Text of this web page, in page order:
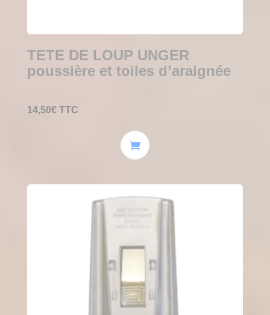
TETE DE LOUP UNGER
poussière et toiles d’araignée
14,50€ TTC